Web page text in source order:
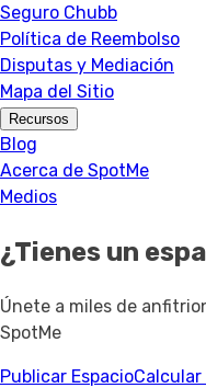
Seguro Chubb
Política de Reembolso
Disputas y Mediación
Mapa del Sitio
Recursos
Blog
Acerca de SpotMe
Medios
¿Tienes un
Únete a miles de
SpotMe
Publicar EspacioCalcular